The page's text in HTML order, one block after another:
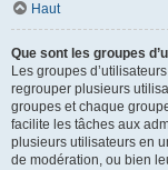
Haut
Que sont les groupes
Les groupes
regrouper plusieurs
groupes et chaque
facilite les tâches aux
plusieurs utilisateurs en
de modération, ou bien